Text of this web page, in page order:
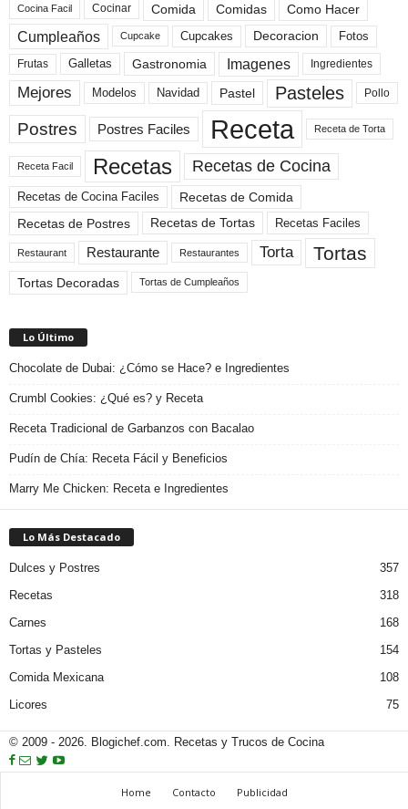
Cocina Facil Cocinar Comida Comidas Como Hacer
Cumpleaños Cupcake Cupcakes Decoracion Fotos
Frutas Galletas Gastronomia Imagenes Ingredientes
Mejores Modelos Navidad Pastel Pasteles Pollo
Postres Postres Faciles Receta Receta de Torta
Receta Facil Recetas Recetas de Cocina
Recetas de Cocina Faciles
Recetas de Comida
Recetas de Postres
Recetas de Tortas Recetas Faciles
Restaurant Restaurante Restaurantes Torta Tortas
Tortas Decoradas Tortas de Cumpleaños
Lo Último
Chocolate de Dubai: ¿Cómo se Hace? e Ingredientes
Crumbl Cookies: ¿Qué es? y Receta
Receta Tradicional de Garbanzos con Bacalao
Pudín de Chía: Receta Fácil y Beneficios
Marry Me Chicken: Receta e Ingredientes
Lo Más Destacado
Dulces y Postres
357
Recetas
318
Carnes
168
Tortas y Pasteles
154
Comida Mexicana
108
Licores
75
© 2009 - 2026. Blogichef.com. Recetas y Trucos de Cocina
Home Contacto Publicidad